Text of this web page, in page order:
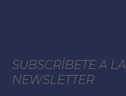
SUBSCRÍBETE A LA
NEWSLETTER